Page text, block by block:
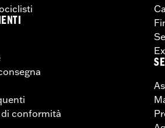
conformità